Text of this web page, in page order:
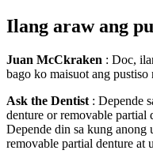
Ilang araw ang
Juan McCkraken : Doc,
bago ko maisuot ang pustiso
Ask the Dentist : Depende
denture or removable partial
Depende din sa kung anong
removable partial denture at